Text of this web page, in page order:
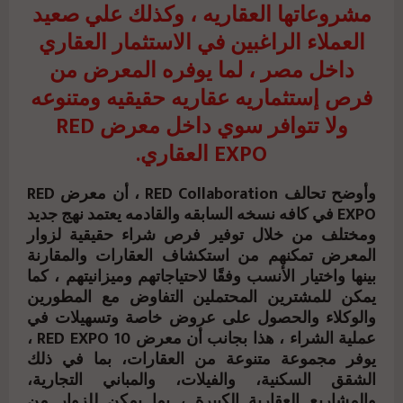
مشروعاتها العقاريه ، وكذلك علي صعيد
العملاء الراغبين في الاستثمار العقاري
داخل مصر ، لما يوفره المعرض من
فرص إستثماريه عقاريه حقيقيه ومتنوعه
ولا تتوافر سوي داخل معرض RED
EXPO العقاري.
وأوضح تحالف RED Collaboration ، أن معرض RED
EXPO في كافه نسخه السابقه والقادمه يعتمد نهج جديد
ومختلف من خلال توفير فرص شراء حقيقية لزوار
المعرض تمكنهم من استكشاف العقارات والمقارنة
بينها واختيار الأنسب وفقًا لاحتياجاتهم وميزانيتهم ، كما
يمكن للمشترين المحتملين التفاوض مع المطورين
والوكلاء والحصول على عروض خاصة وتسهيلات في
عملية الشراء ، هذا بجانب أن معرض RED EXPO 10 ،
يوفر مجموعة متنوعة من العقارات، بما في ذلك
الشقق السكنية، والفيلات، والمباني التجارية،